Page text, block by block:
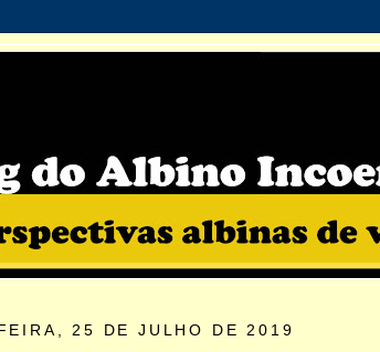
25 DE JULHO DE 2019